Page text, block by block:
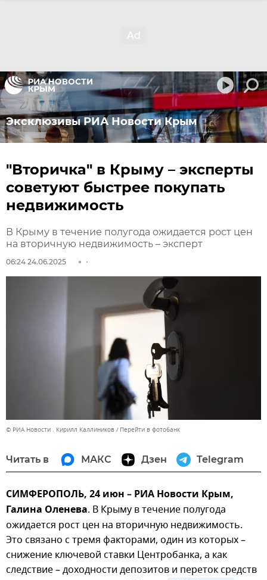
Эксклюзивы РИА Новости Крым
"Вторичка" в Крыму – эксперты
советуют быстрее покупать
недвижимость
В Крыму в течение полугода ожидается рост цен
на вторичную недвижимость – эксперт
06:24 24.06.2025
© РИА Новости . Кирилл Каллиников Перейти в фотобанк
Читать в МАКС Дзен Telegram
СИМФЕРОПОЛЬ, 24 июн – РИА Новости Крым,
Галина Оленева. В Крыму в течение полугода
ожидается рост цен на вторичную недвижимость.
Это связано с тремя факторами, один из которых –
снижение ключевой ставки Центробанка, а как
следствие – доходности депозитов и переток средств